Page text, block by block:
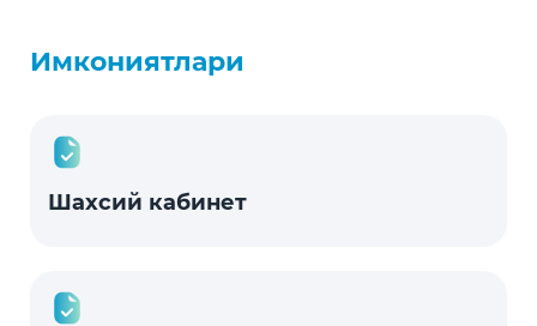
Имкониятлари
Шахсий кабинет